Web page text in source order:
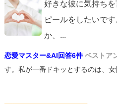
好きな彼に気持ち
ピールをしたいで
か、 ...
恋愛マスター&AI回答6件 ベストア
す。私が一番ドキッとするのは、女